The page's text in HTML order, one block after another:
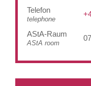
Telefon
telephone
AStA-Raum
AStA room